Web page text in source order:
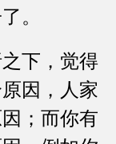
。
下，觉得
因，人家
；而你有